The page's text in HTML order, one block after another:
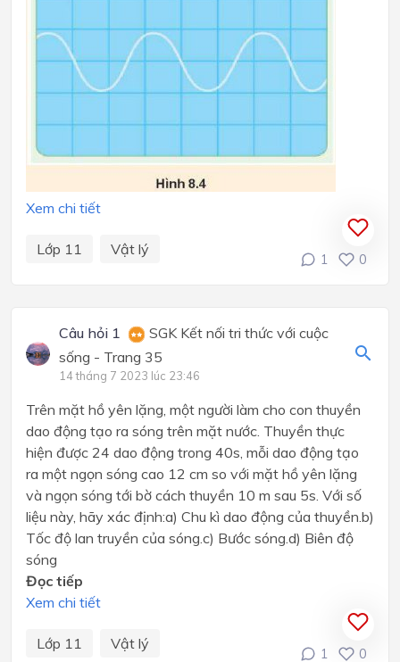
Xem chi tiết
Lớp 11 Vật lý
1 0
Câu hỏi 1
SGK Kết nối tri thức với cuộc
sống - Trang 35
14 tháng 7 2023 lúc 23:46
Trên mặt hồ yên lặng, một người làm cho con thuyền
dao động tạo ra sóng trên mặt nước. Thuyền thực
hiện được 24 dao động trong 40s, mỗi dao động tạo
ra một ngọn sóng cao 12 cm so với mặt hồ yên lặng
và ngọn sóng tới bờ cách thuyền 10 m sau 5s. Với số
liệu này, hãy xác định:a) Chu kì dao động của thuyền.b)
Tốc độ lan truyền của sóng.c) Bước sóng.d) Biên độ
sóng
Đọc tiếp
Xem chi tiết
Lớp 11 Vật lý
1 0